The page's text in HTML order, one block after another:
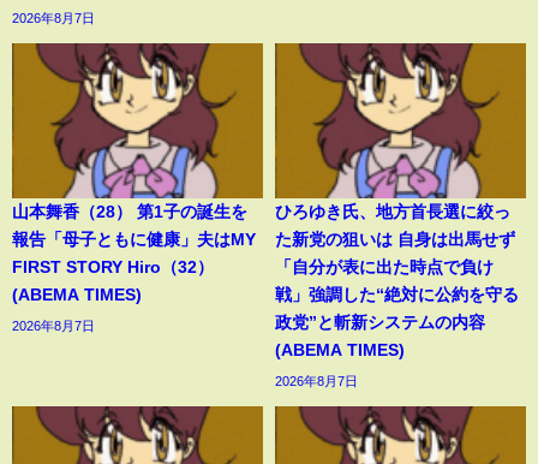
2026年8月7日
山本舞香（28） 第1子の誕生を
報告「母子ともに健康」夫はMY
FIRST STORY Hiro（32）
(ABEMA TIMES)
2026年8月7日
ひろゆき氏、地方首長選に絞っ
た新党の狙いは 自身は出馬せず
「自分が表に出た時点で負け
戦」強調した“絶対に公約を守る
政党”と斬新システムの内容
(ABEMA TIMES)
2026年8月7日